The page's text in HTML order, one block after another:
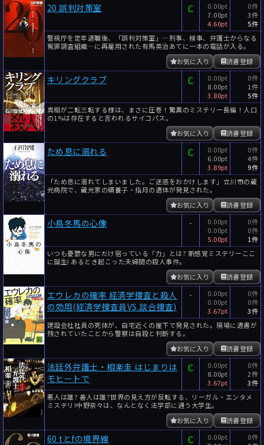
20 誤判対策室 C
0.00pt
7.00pt
4.60pt
0件
3件
5件
警視庁を定年退職後、「誤判対策室」―刑事、検事、弁護士からなる
冤罪調査組織―に再雇用された有馬英治あてに一本の電話が入る。
読書登録
お気に入り
キリングクラブ C
0.00pt
8.00pt
3.80pt
0件
1件
5件
真相が二転三転する様は、まさに圧巻！驚異のミステリー長編！人口
の1%は存在すると言われるサイコパス。
読書登録
お気に入り
ため息に溺れる C
0.00pt
6.00pt
3.89pt
0件
4件
9件
「ため息に溺れてしまいました。ご迷惑をおかけします」立川市の蔵
元病院で、蔵元家の婿養子・指月の遺体が発見された。
読書登録
お気に入り
小鳥冬馬の心像 -
0.00pt
0.00pt
5.00pt
0件
0件
1件
いつも憂鬱な男にだけ宿っている「力」とは? 新感覚ミステリーここ
に誕生! あるとき起こった夫婦間の殺人事件。
読書登録
お気に入り
エウレカの確率 経済学捜査と殺人
の効用(経済学捜査員VS.談合捜査)
-
0.00pt
0.00pt
3.67pt
0件
0件
3件
建設会社社員の死体が、自宅近くの崖下で発見された。現場に遺書が
残されていたことから警察は自殺と判断する。
読書登録
お気に入り
法廷外弁護士・相楽圭 はじまりは
モヒートで
C
0.00pt
8.00pt
3.67pt
0件
2件
3件
悪人は誰? 善人は誰?世界の見え方が反転する、リーガル・エンタメ
ミステリ!中野奈々は、なんとなく法学部に通う大学生。
読書登録
お気に入り
60 tとfの境界線 C
0.00pt
0件